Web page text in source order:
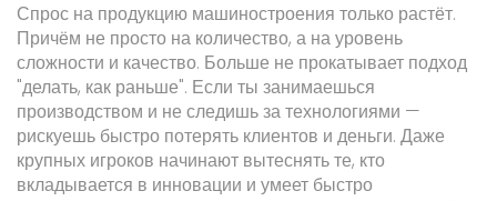
Спрос на продукцию машиностроения только растёт.
Причём не просто на количество, а на уровень
сложности и качество. Больше не прокатывает подход
"делать, как раньше". Если ты занимаешься
производством и не следишь за технологиями —
рискуешь быстро потерять клиентов и деньги. Даже
крупных игроков начинают вытеснять те, кто
вкладывается в инновации и умеет быстро